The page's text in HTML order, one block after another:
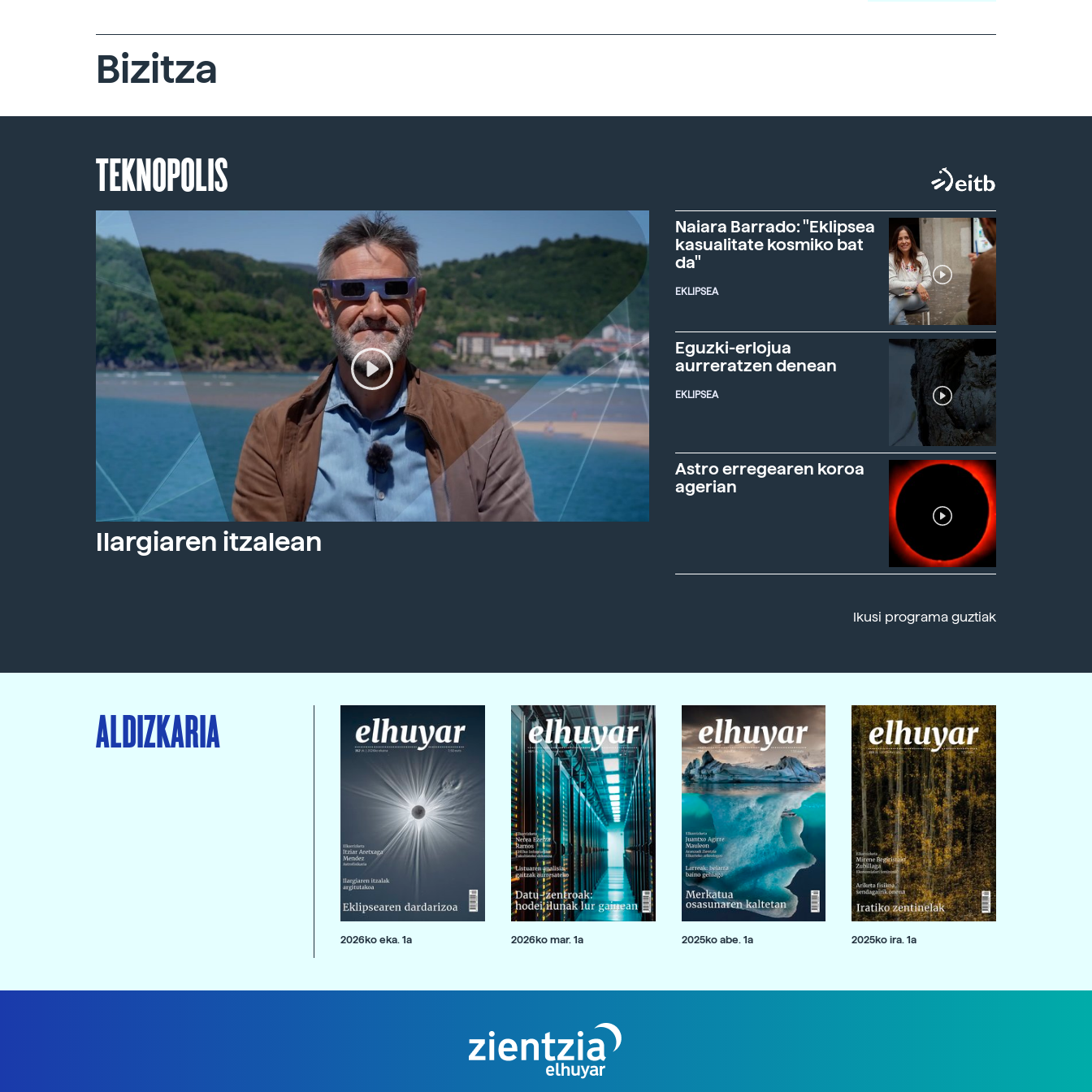
Bizitza
TEKNOPOLIS
Ilargiaren itzalean
Naiara Barrado: "Eklipsea
kasualitate kosmiko bat
da"
EKLIPSEA
Eguzki-erlojua
aurreratzen denean
EKLIPSEA
Astro erregearen koroa
agerian
Ikusi programa guztiak
ALDIZKARIA
2026ko eka. 1a 2026ko mar. 1a 2025ko abe. 1a 2025ko ira. 1a